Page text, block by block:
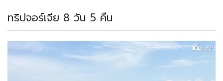
ทริปจอร์เจีย 8 วัน 5 คืน